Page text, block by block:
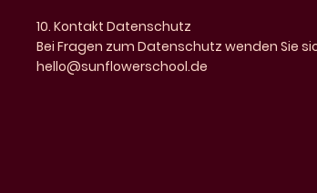
10. Kontakt Datenschutz
Bei Fragen zum Datenschutz wenden Sie
hello@sunflowerschool.de